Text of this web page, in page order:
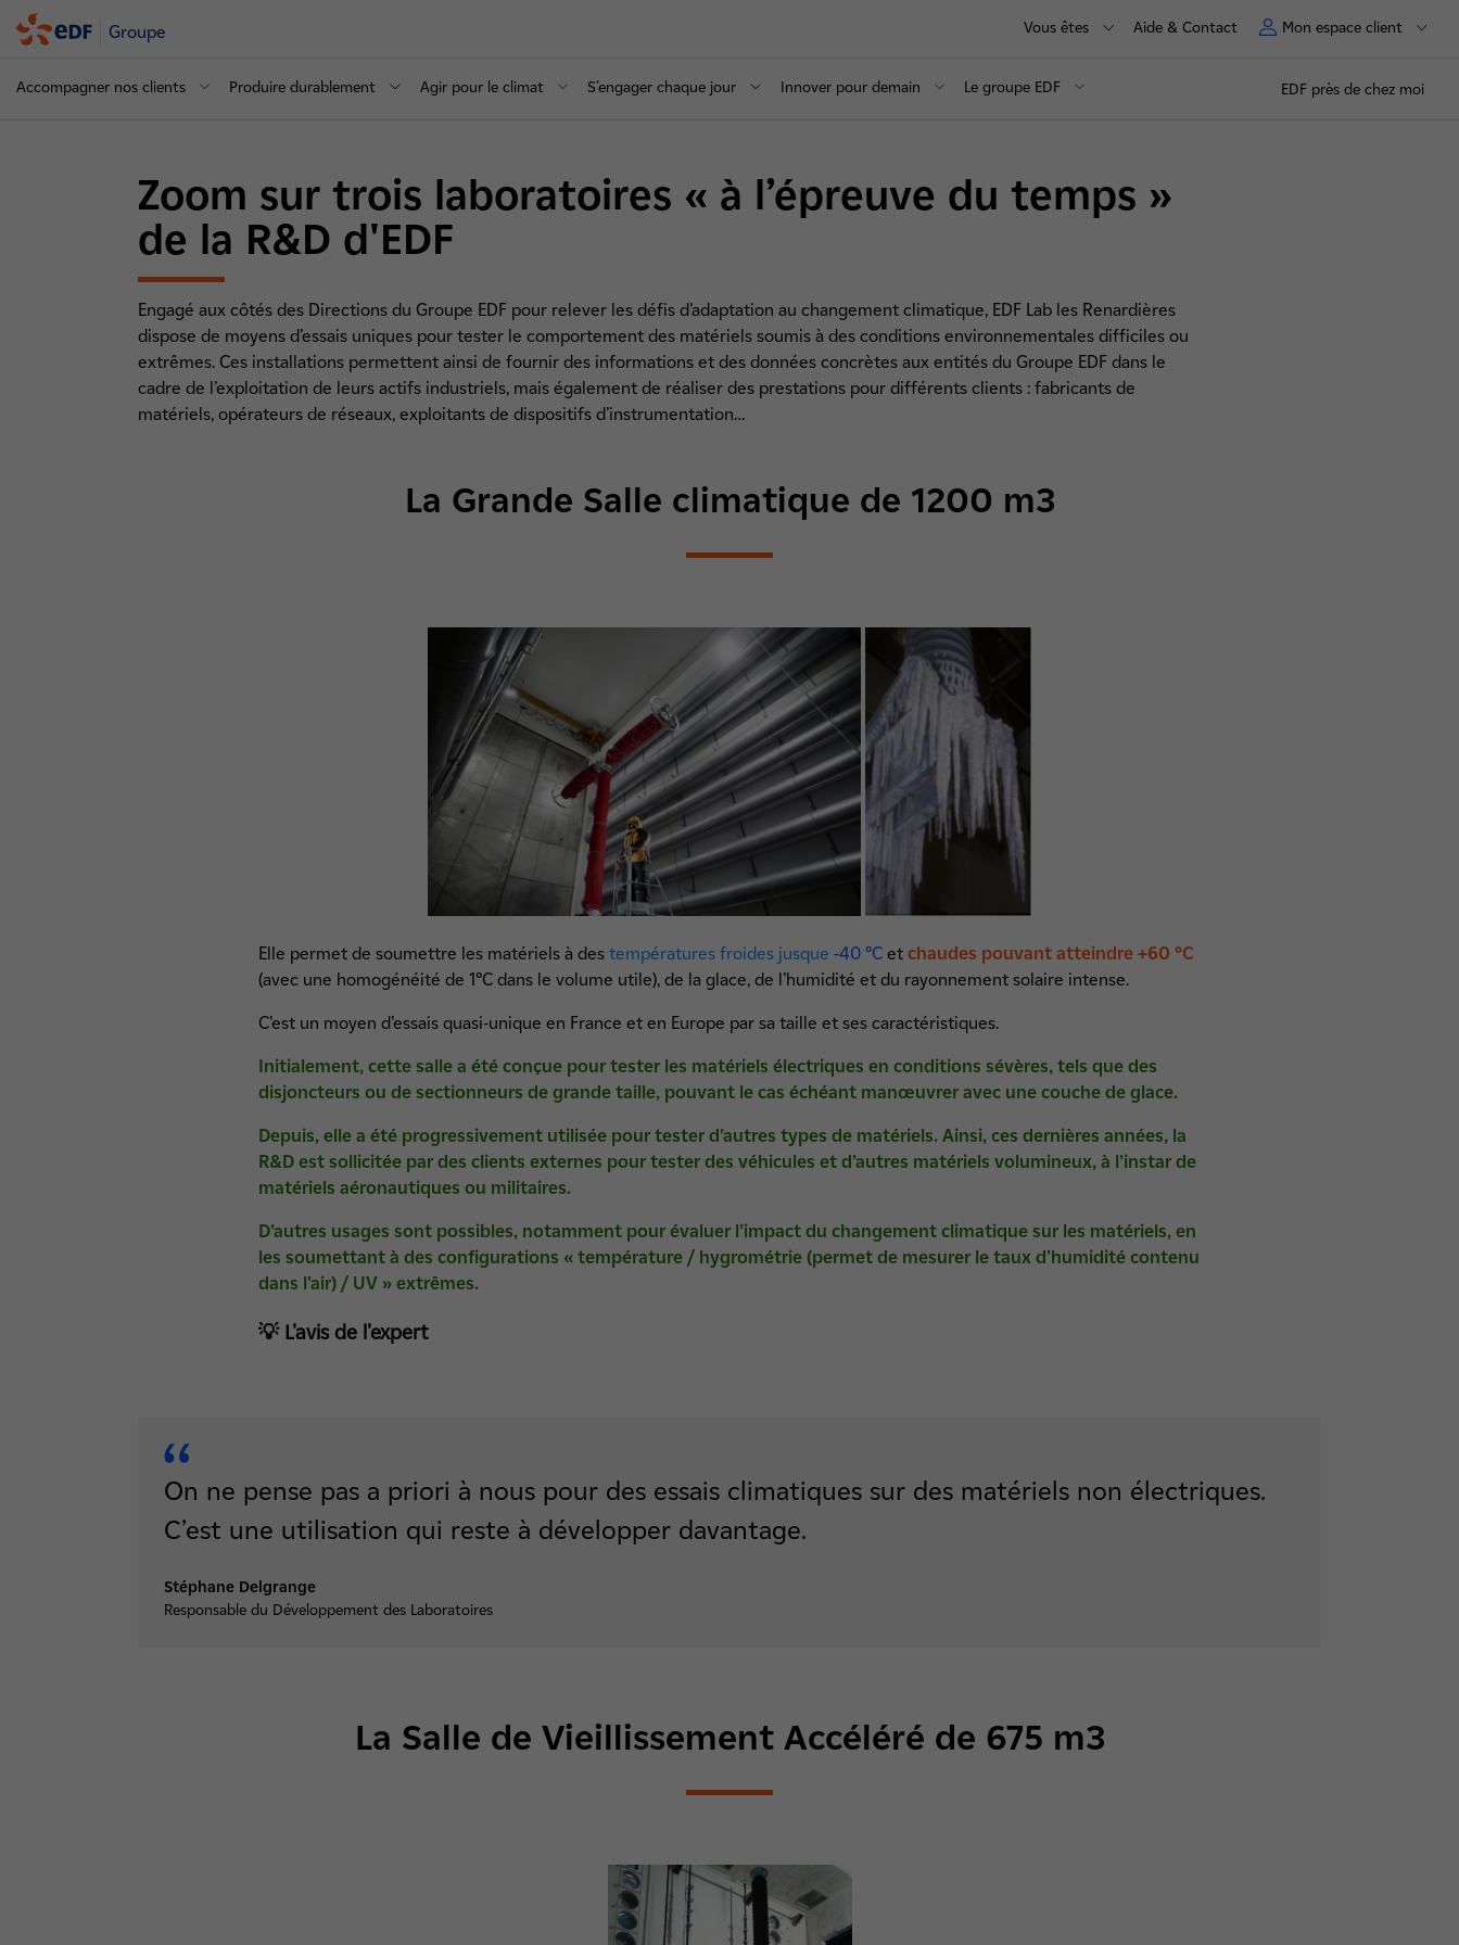
Groupe Vous êtes Aide & Contact Mon espace client
Accompagner nos clients Produire durablement Agir pour le climat S’engager chaque jour Innover pour demain Le groupe EDF EDF près de chez moi
Zoom sur trois laboratoires « à l’épreuve du temps »
de la R&D d'EDF
Engagé aux côtés des Directions du Groupe EDF pour relever les défis d’adaptation au changement climatique, EDF Lab les Renardières
dispose de moyens d’essais uniques pour tester le comportement des matériels soumis à des conditions environnementales difficiles ou
extrêmes. Ces installations permettent ainsi de fournir des informations et des données concrètes aux entités du Groupe EDF dans le
cadre de l’exploitation de leurs actifs industriels, mais également de réaliser des prestations pour différents clients : fabricants de
matériels, opérateurs de réseaux, exploitants de dispositifs d’instrumentation…
La Grande Salle climatique de 1200 m3
Elle permet de soumettre les matériels à destempératures froides jusque -40 °Cet chaudes pouvant atteindre +60 °C
(avec une homogénéité de 1°C dans le volume utile), de la glace, de l’humidité et du rayonnement solaire intense.
C’est un moyen d’essais quasi-unique en France et en Europe par sa taille et ses caractéristiques.
Initialement, cette salle a été conçue pour tester les matériels électriques en conditions sévères, tels que des
disjoncteurs ou de sectionneurs de grande taille, pouvant le cas échéant manœuvrer avec une couche de glace.
​​​​Depuis, elle a été progressivement utilisée pour tester d’autres types de matériels. Ainsi, ces dernières années, la
R&D est sollicitée par des clients externes pour tester des véhicules et d’autres matériels volumineux, à l’instar de
matériels aéronautiques ou militaires.
D’autres usages sont possibles, notamment pour évaluer l’impact du changement climatique sur les matériels, en
les soumettant à des configurations « température / hygrométrie (permet de mesurer le taux d'humidité contenu
dans l'air) / UV » extrêmes.
💡 L'avis de l'expert
On ne pense pas a priori à nous pour des essais climatiques sur des matériels non électriques.
C’est une utilisation qui reste à développer davantage.
Stéphane Delgrange
Responsable du Développement des Laboratoires
La Salle de Vieillissement Accéléré de 675 m3